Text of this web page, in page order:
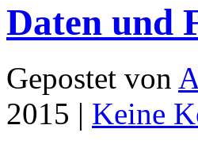
Daten und
Gepostet von
2015 | Keine